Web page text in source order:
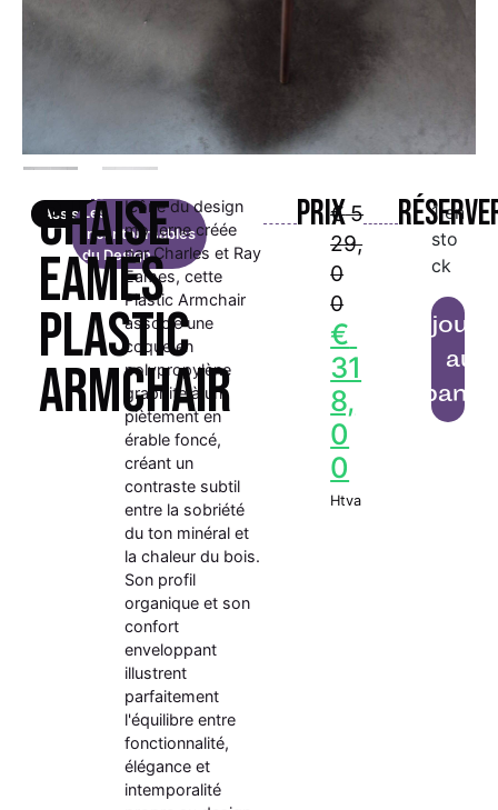
Assises
Chaise
EAMES
PLASTIC
ARMCHAIR
Les
Incontournables
du Design
Icône du design
moderne créée
par Charles et Ray
Eames, cette
Plastic Armchair
associe une
coque en
polypropylène
graphite à un
piètement en
érable foncé,
créant un
contraste subtil
entre la sobriété
du ton minéral et
la chaleur du bois.
Son profil
organique et son
confort
enveloppant
illustrent
parfaitement
l'équilibre entre
fonctionnalité,
élégance et
intemporalité
Prix
€5
29,
0
0
€
31
8,
0
0
Htva
1 en
sto
ck
au
panier